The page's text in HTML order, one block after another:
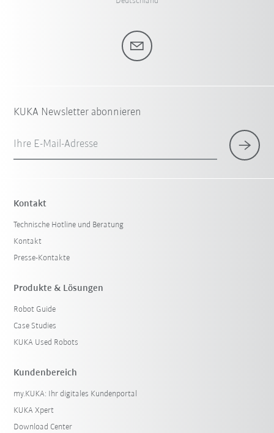
KUKA Newsletter abonnieren
Ihre E-Mail-Adresse
Kontakt
Technische Hotline und Beratung
Kontakt
Presse-Kontakte
Produkte & Lösungen
Robot Guide
Case Studies
KUKA Used Robots
Kundenbereich
my.KUKA: Ihr digitales Kundenportal
KUKA Xpert
Download Center